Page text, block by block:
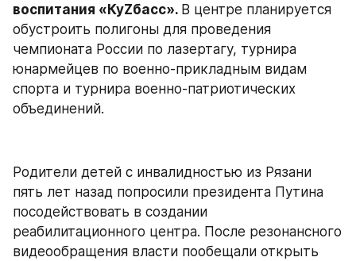
воспитания «КуZбасс». В центре планируется
обустроить полигоны для проведения
чемпионата России по лазертагу, турнира
юнармейцев по военно-прикладным видам
спорта и турнира военно-патриотических
объединений.
Родители детей с инвалидностью из Рязани
пять лет назад попросили президента Путина
посодействовать в создании
реабилитационного центра. После резонансного
видеообращения власти пообещали открыть